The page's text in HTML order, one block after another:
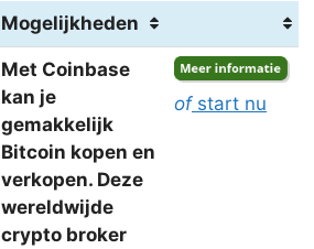
Mogelijkheden
Met Coinbase
kan je
gemakkelijk
Bitcoin kopen en
verkopen. Deze
wereldwijde
crypto broker
ofstart nu